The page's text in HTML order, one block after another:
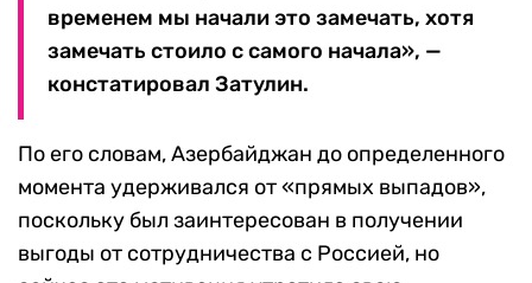
временем мы начали это замечать, хотя
замечать стоило с самого начала», —
констатировал Затулин.
По его словам, Азербайджан до определенного
момента удерживался от «прямых выпадов»,
поскольку был заинтересован в получении
выгоды от сотрудничества с Россией, но